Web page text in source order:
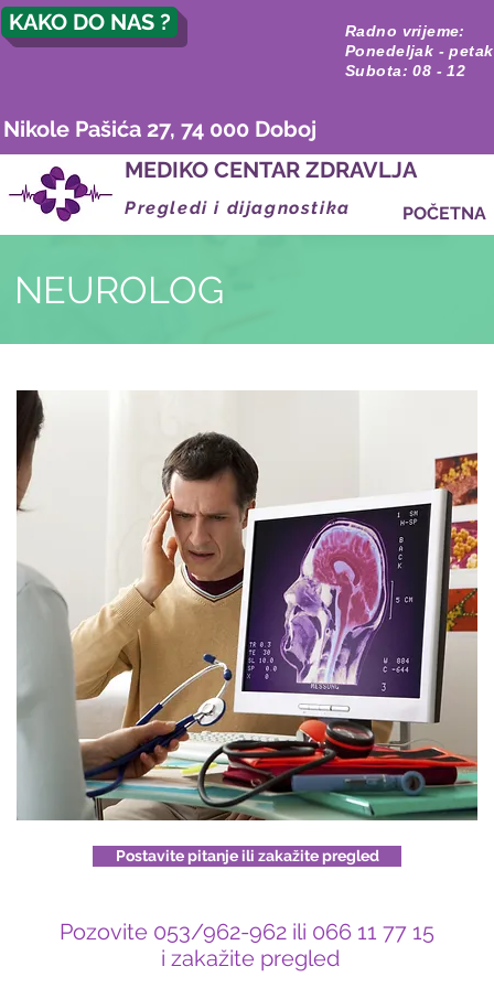
KAKO DO NAS ?
Radno vrijeme:
Ponedeljak -
Subota: 08 - 12
Nikole Pašića 27, 74 000 Doboj
MEDIKO CENTAR ZDRAVLJA
Pregledi i dijagnostika POČETNA
NEUROLOG
Postavite pitanje ili zakažite pregled
Pozovite 053/962-962 ili 066 11 77 15
i zakažite pregled